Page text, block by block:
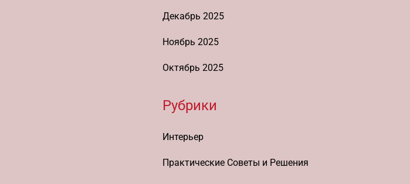
Декабрь 2025
Ноябрь 2025
Октябрь 2025
Рубрики
Интерьер
Практические Советы и Решения